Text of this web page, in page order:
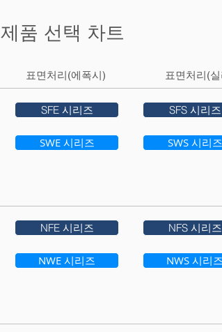
제품 선택 차트
SFE 시리즈
SWE 시리즈
SFS 시리즈
SWS 시리즈
NFE 시리즈
NWE 시리즈
NFS 시리즈
NWS 시리즈
표면처리(에폭시) 표면처리(